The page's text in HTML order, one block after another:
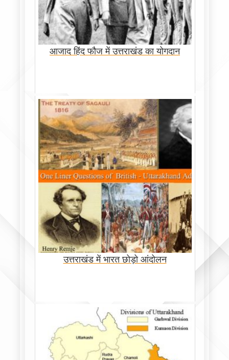
आजाद हिंद फौज में उत्तराखंड का योगदान
उत्तराखंड में भारत छोड़ो आंदोलन